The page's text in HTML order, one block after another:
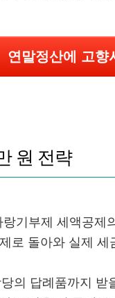
연말정산에 고향
원 전략
기부제 세액공제
로 돌아와 실제
의 답례품까지 받